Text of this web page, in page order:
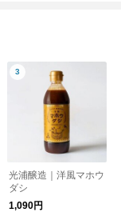
光浦醸造｜洋風マホウ
ダシ
1,090円